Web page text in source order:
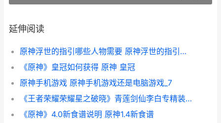
延伸阅读
原神浮世的指引哪些人物需要 原神浮世的指引在哪刷
《原神》皇冠如何获得 原神 皇冠
原神手机游戏 原神手机游戏还是电脑游戏_7
《王者荣耀荣耀星之破晓》青莲剑仙李白专精装组合主推 王者荣耀荣耀是多少星
《原神》4.0新食谱说明 原神1.4新食谱